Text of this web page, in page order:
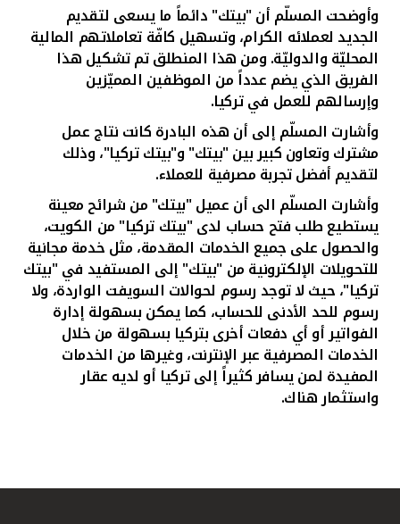
وأوضحت المسلّم أن "بيتك" دائماً ما يسعى لتقديم
الجديد لعملائه الكرام، وتسهيل كافّة تعاملاتهم المالية
المحليّة والدوليّة. ومن هذا المنطلق تم تشكيل هذا
الفريق الذي يضم عدداً من الموظفين المميّزين
وإرسالهم للعمل في تركيا.
وأشارت المسلّم إلى أن هذه البادرة كانت نتاج عمل
مشترك وتعاون كبير بين "بيتك" و"بيتك تركيا"، وذلك
لتقديم أفضل تجربة مصرفية للعملاء.
وأشارت المسلّم الى أن عميل "بيتك" من شرائح معينة
يستطيع طلب فتح حساب لدى "بيتك تركيا" من الكويت،
والحصول على جميع الخدمات المقدمة، مثل خدمة مجانية
للتحويلات الإلكترونية من "بيتك" إلى المستفيد في "بيتك
تركيا"، حيث لا توجد رسوم لحوالات السويفت الواردة، ولا
رسوم للحد الأدنى للحساب، كما يمكن بسهولة إدارة
الفواتير أو أي دفعات أخرى بتركيا بسهولة من خلال
الخدمات المصرفية عبر الإنترنت، وغيرها من الخدمات
المفيدة لمن يسافر كثيراً إلى تركيا أو لديه عقار
واستثمار هناك.